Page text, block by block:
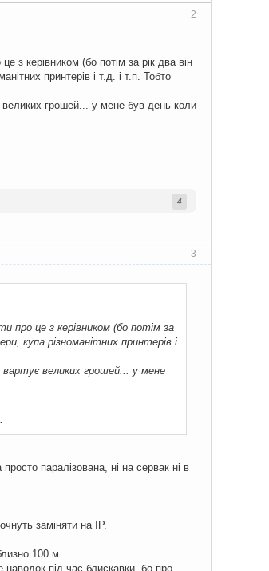
2
з керівником (бо потім за рік два він
принтерів і т.д. і т.п. Тобто
великих грошей... у мене був день коли
4
3
про це з керівником (бо потім за
купа різноманітних принтерів і
вартує великих грошей... у мене
паралізована, ні на сервак ні в
заміняти на ІР.
100 м.
під час блискавки, бо про